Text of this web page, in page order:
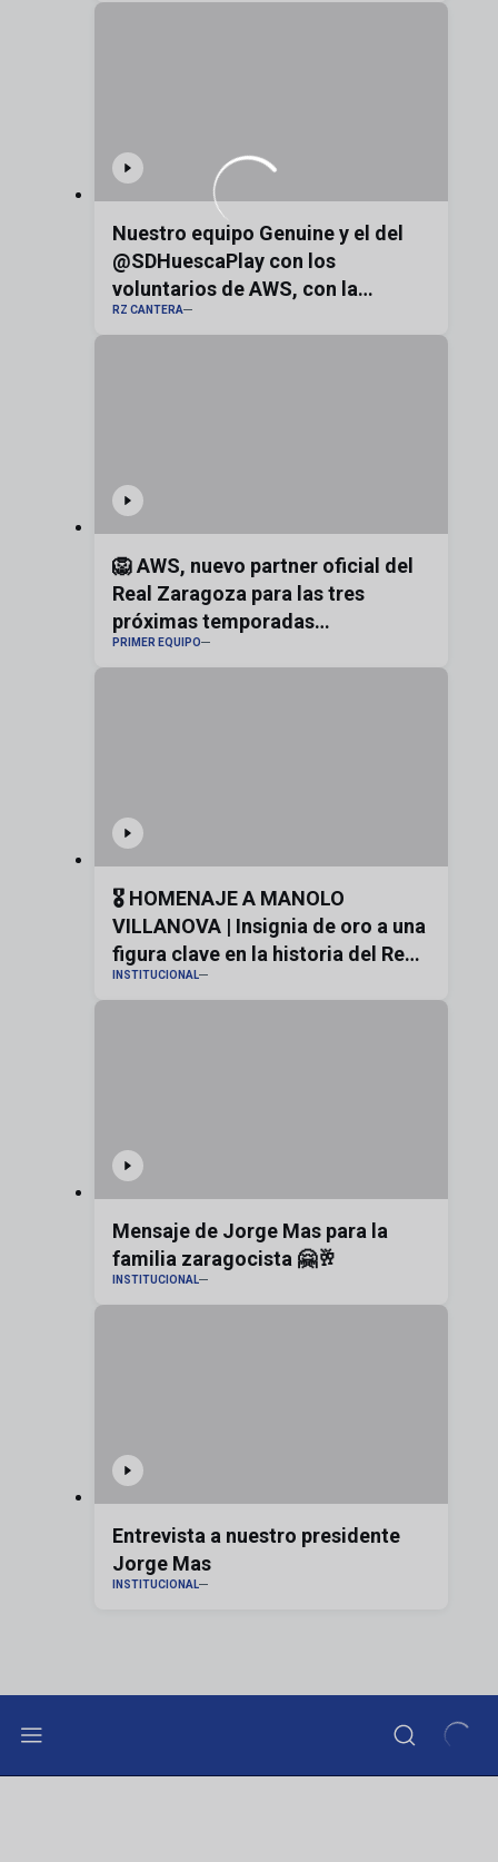
Nuestro equipo Genuine y el del
@SDHuescaPlay con los
voluntarios de AWS, con la
bandera de Aragón
RZ CANTERA
🦁 AWS, nuevo partner oficial del
Real Zaragoza para las tres
próximas temporadas
#realzaragoza
PRIMER EQUIPO
🎖️ HOMENAJE A MANOLO
VILLANOVA | Insignia de oro a una
figura clave en la historia del Real
Zaragoza
INSTITUCIONAL
Mensaje de Jorge Mas para la
familia zaragocista 🤗🥂
INSTITUCIONAL
Entrevista a nuestro presidente
Jorge Mas
INSTITUCIONAL